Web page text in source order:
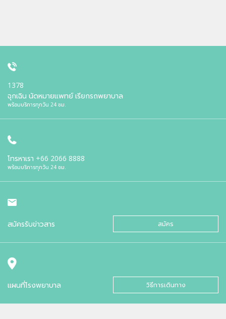
1378
ฉุกเฉิน นัดหมายแพทย์ เรียกรถพยาบาล
พร้อมบริการทุกวัน 24 ชม.
โทรหาเรา +66 2066 8888
พร้อมบริการทุกวัน 24 ชม.
สมัครรับข่าวสาร สมัคร
แผนที่โรงพยาบาล วิธีการเดินทาง